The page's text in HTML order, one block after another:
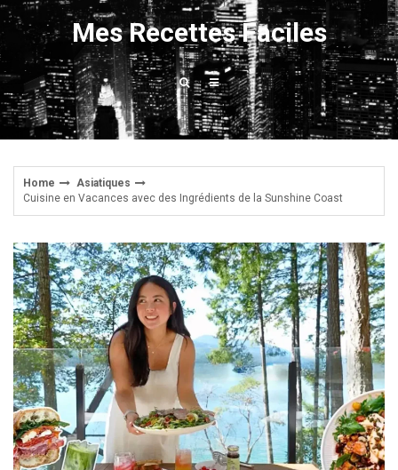
Skip
to
content
Mes Recettes Faciles
Home
Asiatiques
Cuisine en Vacances avec des Ingrédients de la Sunshine Coast